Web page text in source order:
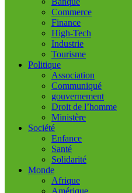
Commerce
Finance
High-Tech
Industrie
Tourisme
Politique
Association
Communiqué
gouvernement
Droit de l’homme
Ministère
Société
Enfance
Santé
Solidarité
Monde
Afrique